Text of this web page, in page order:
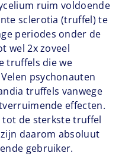
ruim voldoende
sclerotia (truffel) te
periodes onder de
wel 2x zoveel
truffels die we
psychonauten
truffels vanwege
effecten.
de sterkste truffel
daarom absoluut
gebruiker.